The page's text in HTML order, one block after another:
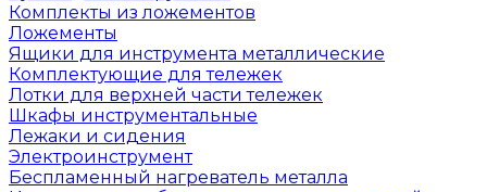
Комплекты из ложементов
Ложементы
Ящики для инструмента металлические
Комплектующие для тележек
Лотки для верхней части тележек
Шкафы инструментальные
Лежаки и сидения
Электроинструмент
Беспламенный нагреватель металла